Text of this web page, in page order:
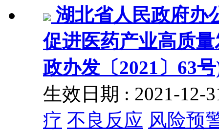
湖北省人民政府办
促进医药产业高质
政办发〔2021〕63
生效日期 : 2021-12-
疗 不良反应 风险预